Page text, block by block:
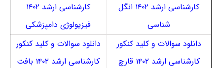
کارشناسی ارشد ۱۴۰۲ انگل
شناسی
کارشناسی ارشد ۱۴۰۲
فیزیولوژی دامپزشکی
دانلود سوالات و کلید کنکور
کارشناسی ارشد ۱۴۰۲ قارچ
دانلود سوالات و کلید کنکور
کارشناسی ارشد ۱۴۰۲ بافت